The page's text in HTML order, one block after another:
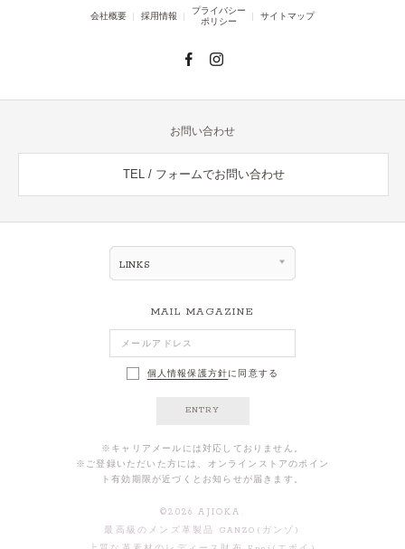
会社概要 採用情報
プライバシー
ポリシー
サイトマップ
お問い合わせ
TEL / フォームでお問い合わせ
LINKS
MAIL MAGAZINE
個人情報保護方針に同意する
ENTRY
※キャリアメールには対応しておりません。
※ご登録いただいた方には、オンラインストアのポイン
ト有効期限が近づくとお知らせが届きます。
©2026 AJIOKA.
最高級のメンズ革製品 GANZO(ガンゾ)